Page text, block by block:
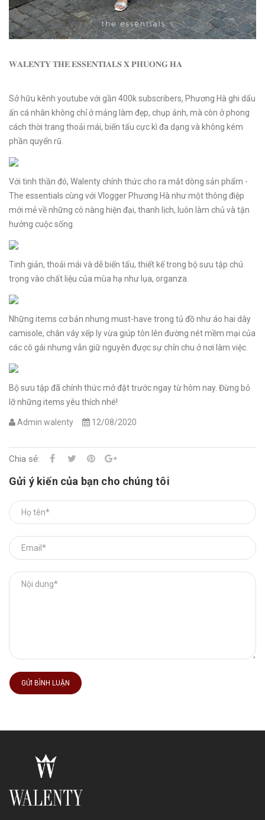
𝐖𝐀𝐋𝐄𝐍𝐓𝐘 𝐓𝐇𝐄 𝐄𝐒𝐒𝐄𝐍𝐓𝐈𝐀𝐋𝐒 𝐗 𝐏𝐇𝐔𝐎𝐍𝐆 𝐇𝐀
Sở hữu kênh youtube với gần 400k subscribers, Phương Hà ghi dấu
ấn cá nhân không chỉ ở mảng làm đẹp, chụp ảnh, mà còn ở phong
cách thời trang thoải mái, biến tấu cực kì đa dạng và không kém
phần quyến rũ.
Với tinh thần đó, Walenty chính thức cho ra mắt dòng sản phẩm -
The essentials cùng với Vlogger Phương Hà như một thông điệp
mới mẻ về những cô nàng hiện đại, thanh lịch, luôn làm chủ và tận
hưởng cuộc sống.
Tinh giản, thoải mái và dễ biến tấu, thiết kế trong bộ sưu tập chú
trọng vào chất liệu của mùa hạ như lụa, organza.
Những items cơ bản nhưng must-have trong tủ đồ như áo hai dây
camisole, chân váy xếp ly vừa giúp tôn lên đường nét mềm mại của
các cô gái nhưng vẫn giữ nguyên được sự chỉn chu ở nơi làm việc.
Bộ sưu tập đã chính thức mở đặt trước ngay từ hôm nay. Đừng bỏ
lỡ những items yêu thích nhé!
Admin walenty 12/08/2020
Chia sẻ:
Gửi ý kiến của bạn cho chúng tôi
GỬI BÌNH LUẬN